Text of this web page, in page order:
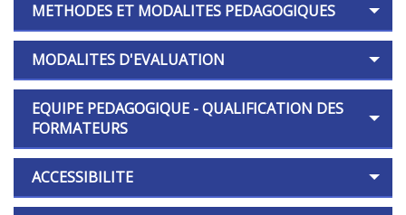
METHODES ET MODALITES PEDAGOGIQUES
MODALITES D'EVALUATION
EQUIPE PEDAGOGIQUE - QUALIFICATION DES
FORMATEURS
ACCESSIBILITE